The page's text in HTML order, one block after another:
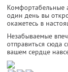
Комфортабельные
один день вы
окажетесь в
Незабываемые
отправиться сюда
вашем сердце